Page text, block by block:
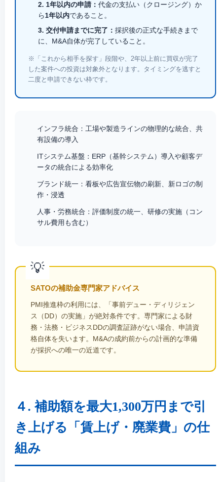
2. 1年以内の申請： 代金の支払い（クロージング）か
ら1年以内であること。
3. 交付申請までに完了： 採択後の正式な手続きまで
に、M&A自体が完了していること。
※「これから相手を探す」段階や、2年以上前に買収が完了
した案件への投資は対象外となります。タイミングを逃すと
二度と申請できない枠です。
インフラ統合： 工場や製造ラインの物理的な統合、共
有設備の導入
ITシステム基盤： ERP（基幹システム）導入や顧客デ
ータの統合による効率化
ブランド統一： 看板や広告宣伝物の刷新、新ロゴの制
作・浸透
人事・労務統合： 評価制度の統一、研修の実施（コン
サル費用も含む）
SATOの補助金専門家アドバイス
PMI推進枠の利用には、
「事前デュー・ディリジェン
ス（DD）の実施」 が絶対条件です。専門家による財
務・法務・ビジネスDDの調査証跡がない場合、申請資
格自体を失います。M&Aの成約前からの計画的な準備
が採択への唯一の近道です。
４. 補助額を最大1,300万円まで引
き上げる「賃上げ・廃業費」の仕
組み